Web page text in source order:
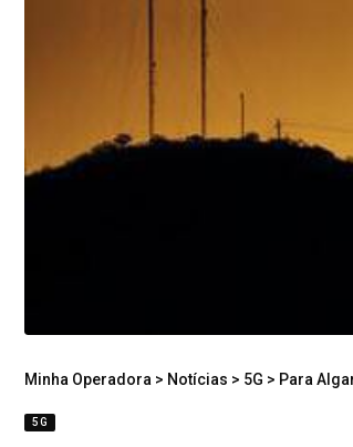
Minha Operadora > Notícias > 5G > Para
5G